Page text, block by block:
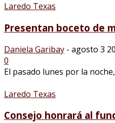
Laredo Texas
Presentan boceto de
Daniela Garibay - agosto 3
0
El pasado lunes por la
Laredo Texas
Consejo honrará al